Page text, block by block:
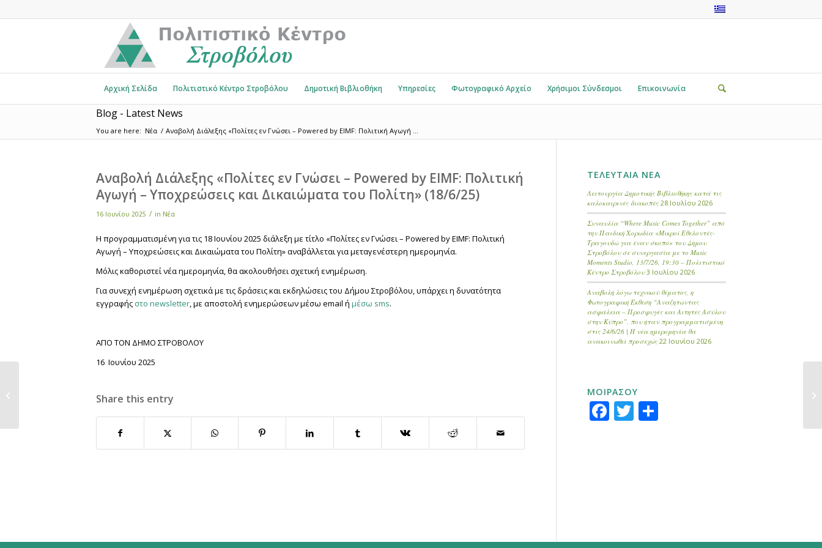
Αρχική Σελίδα Πολιτιστικό Κέντρο Στροβόλου Δημοτική Βιβλιοθήκη Υπηρεσίες Φωτογραφικό Αρχείο Χρήσιμοι Σύνδεσμοι Επικοινωνία
Blog - Latest News
You are here: Νέα / Αναβολή Διάλεξης «Πολίτες εν Γνώσει – Powered by EIMF: Πολιτική Αγωγή ...
Αναβολή Διάλεξης «Πολίτες εν Γνώσει – Powered by EIMF: Πολιτική
Αγωγή – Υποχρεώσεις και Δικαιώματα του Πολίτη» (18/6/25)
16 Ιουνίου 2025 / in Νέα
Η προγραμματισμένη για τις 18 Ιουνίου 2025 διάλεξη με τίτλο «Πολίτες εν Γνώσει – Powered by EIMF: Πολιτική
Αγωγή – Υποχρεώσεις και Δικαιώματα του Πολίτη» αναβάλλεται για μεταγενέστερη ημερομηνία.
Μόλις καθοριστεί νέα ημερομηνία, θα ακολουθήσει σχετική ενημέρωση.
Για συνεχή ενημέρωση σχετικά με τις δράσεις και εκδηλώσεις του Δήμου Στροβόλου, υπάρχει η δυνατότητα
εγγραφήςστο newsletter, με αποστολή ενημερώσεων μέσω email ή μέσω sms.
ΑΠΟ ΤΟΝ ΔΗΜΟ ΣΤΡΟΒΟΛΟΥ
16 Ιουνίου 2025
Share this entry
ΤΕΛΕΥΤΑΙΑ ΝΕΑ
Λειτουργία Δημοτικής Βιβλιοθήκης κατά τις
καλοκαιρινές διακοπές 28 Ιουλίου 2026
Συναυλία “Where Music Comes Together” από
την Παιδική Χορωδία «Μικροί Εθελοντές-
Τραγουδώ για έναν σκοπό» του Δήμου
Στροβόλου σε συνεργασία με το Music
Moments Studio, 13/7/26, 19:30 – Πολιτιστικό
Κέντρο Στροβόλου 3 Ιουλίου 2026
Αναβολή λόγω τεχνικού θέματος, η
Φωτογραφική Έκθεση “Αναζητώντας
ασφάλεια – Προσφυγές και Αιτητές Ασύλου
στην Κύπρο”, που ήταν προγραμματισμένη
στις 24/6/26 | Η νέα ημερομηνία θα
ανακοινωθεί προσεχώς 22 Ιουνίου 2026
ΜΟΙΡΑΣΟΥ
Facebook
Twitter
Μοιραστείτε